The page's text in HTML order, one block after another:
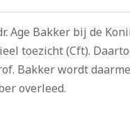
Age Bakker bij de
toezicht (Cft).
Bakker wordt
overleed.